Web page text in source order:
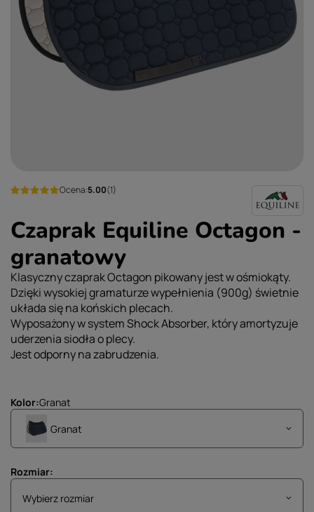
Ocena:5.00(1)
Czaprak Equiline Octagon -
granatowy
Klasyczny czaprak Octagon pikowany jest w ośmiokąty.
Dzięki wysokiej gramaturze wypełnienia (900g) świetnie
układa się na końskich plecach.
Wyposażony w system Shock Absorber, który amortyzuje
uderzenia siodła o plecy.
Jest odporny na zabrudzenia.
Kolor Granat
Granat
Rozmiar
Wybierz rozmiar
Wybierz rozmiar